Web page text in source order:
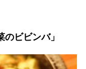
ビビンバ」